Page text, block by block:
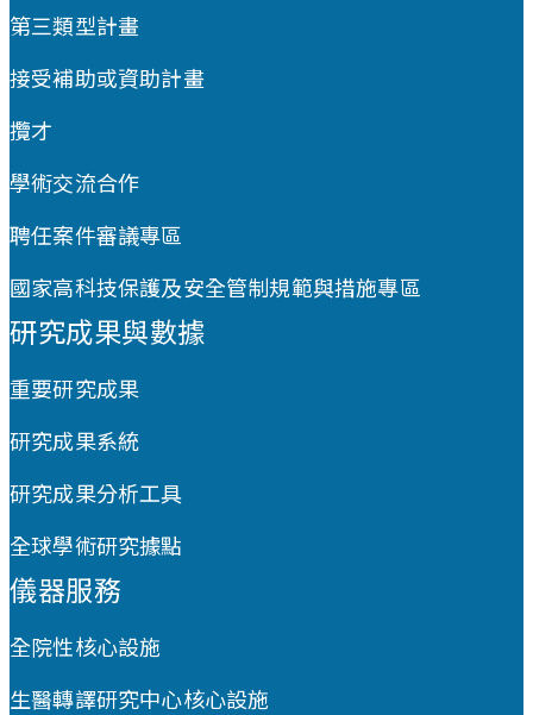
第三類型計畫
接受補助或資助計畫
攬才
學術交流合作
聘任案件審議專區
國家高科技保護及安全管制規範與措施專區
研究成果與數據
重要研究成果
研究成果系統
研究成果分析工具
全球學術研究據點
儀器服務
全院性核心設施
生醫轉譯研究中心核心設施